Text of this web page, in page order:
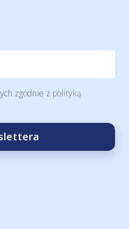
zgodnie z polityką